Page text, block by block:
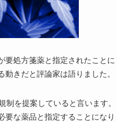
要処方箋薬と指定されたことに
動きだと評論家は語りました 。
制を提案していると言います。
要な薬品と指定することにな り